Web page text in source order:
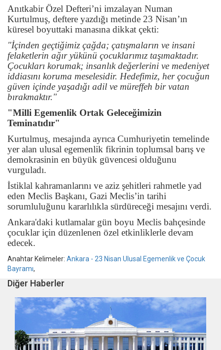
Anıtkabir Özel Defteri’ni imzalayan Numan
Kurtulmuş, deftere yazdığı metinde 23 Nisan’ın
küresel boyuttaki manasına dikkat çekti:
"İçinden geçtiğimiz çağda; çatışmaların ve insani
felaketlerin ağır yükünü çocuklarımız taşımaktadır.
Çocukları korumak; insanlık değerlerini ve medeniyet
iddiasını koruma meselesidir. Hedefimiz, her çocuğun
güven içinde yaşadığı adil ve müreffeh bir vatan
bırakmaktır."
"Milli Egemenlik Ortak Geleceğimizin
Teminatıdır"
Kurtulmuş, mesajında ayrıca Cumhuriyetin temelinde
yer alan ulusal egemenlik fikrinin toplumsal barış ve
demokrasinin en büyük güvencesi olduğunu
vurguladı.
İstiklal kahramanlarını ve aziz şehitleri rahmetle yad
eden Meclis Başkanı, Gazi Meclis’in tarihi
sorumluluğunu kararlılıkla sürdüreceği mesajını verdi.
Ankara'daki kutlamalar gün boyu Meclis bahçesinde
çocuklar için düzenlenen özel etkinliklerle devam
edecek.
Anahtar Kelimeler: Ankara - 23 Nisan Ulusal Egemenlik ve Çocuk
Bayramı,
Diğer Haberler